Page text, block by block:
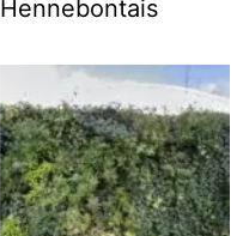
Hennebontais